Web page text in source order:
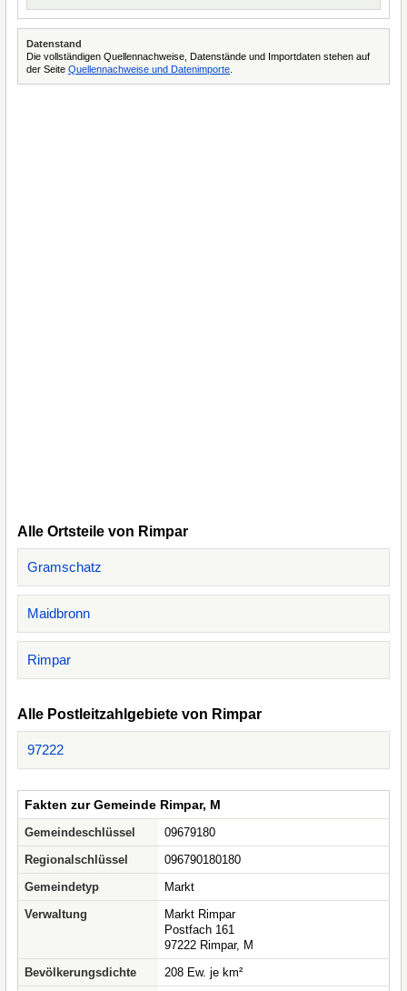
Datenstand
Die vollständigen Quellennachweise, Datenstände und Importdaten stehen auf
der Seite Quellennachweise und Datenimporte
Alle Ortsteile von Rimpar
Gramschatz
Maidbronn
Rimpar
Alle Postleitzahlgebiete von Rimpar
97222
Fakten zur Gemeinde Rimpar, M
Gemeindeschlüssel
09679180
Regionalschlüssel
096790180180
Gemeindetyp
Markt
Verwaltung
Markt Rimpar
Postfach 161
97222 Rimpar, M
Bevölkerungsdichte
208 Ew. je km²